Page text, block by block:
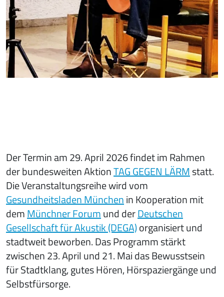
Der Termin am 29. April 2026 findet im Rahmen
der bundesweiten AktionTAG GEGEN LÄRMstatt.
Die Veranstaltungsreihe wird vom
Gesundheitsladen Münchenin Kooperation mit
demMünchner Forumund derDeutschen
Gesellschaft für Akustik (DEGA)organisiert und
stadtweit beworben. Das Programm stärkt
zwischen 23. April und 21. Mai das Bewusstsein
für Stadtklang, gutes Hören, Hörspaziergänge und
Selbstfürsorge.